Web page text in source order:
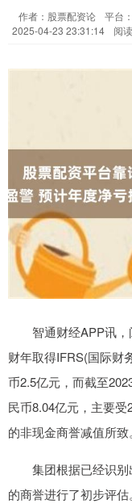
作者：股票配资论 平台
2025-04-23 23:31:14
阅
智通财经APP讯
财年取得IFRS(国际财
币2.5亿元，而截至
民币8.04亿元，主要
的非现金商誉减值所致。
集团根据已经识
的商誉进行了初步评